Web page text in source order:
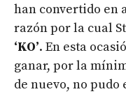
han convertido en
razón por la cual
‘KO’. En esta
ganar, por la
de nuevo, no